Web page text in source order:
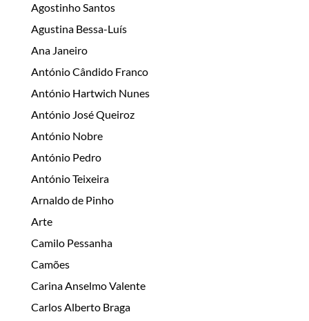
Agostinho Santos
Agustina Bessa-Luís
Ana Janeiro
António Cândido Franco
António Hartwich Nunes
António José Queiroz
António Nobre
António Pedro
António Teixeira
Arnaldo de Pinho
Arte
Camilo Pessanha
Camões
Carina Anselmo Valente
Carlos Alberto Braga